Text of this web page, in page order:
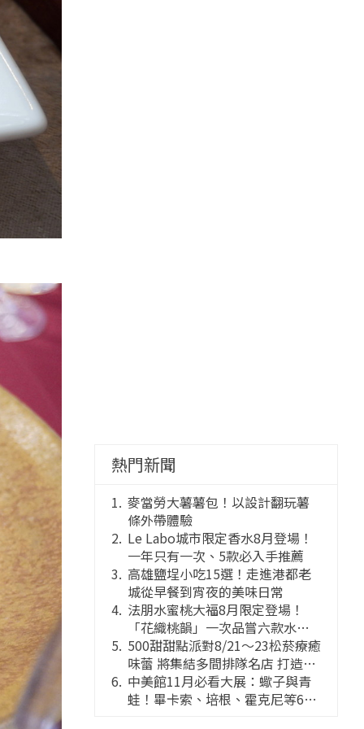
熱門新聞
麥當勞大薯薯包！以設計翻玩薯
條外帶體驗
Le Labo城市限定香水8月登場！
一年只有一次、5款必入手推薦
高雄鹽埕小吃15選！走進港都老
城從早餐到宵夜的美味日常
法朋水蜜桃大福8月限定登場！
「花織桃韻」一次品嘗六款水蜜
桃花果大福
500甜甜點派對8/21～23松菸療癒
味蕾 將集結多間排隊名店 打造靈
感創意的舞台
中美館11月必看大展：蠍子與青
蛙！畢卡索、培根、霍克尼等66